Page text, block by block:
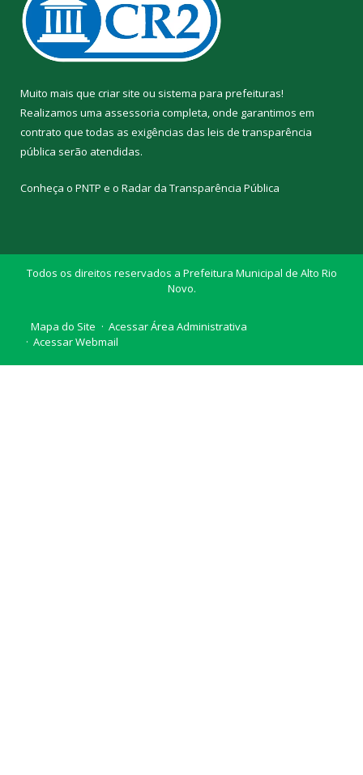
Muito mais que criar site ou sistema para prefeituras!
Realizamos uma assessoria completa, onde garantimos em
contrato que todas as exigências das leis de transparência
pública serão atendidas.
Conheça o PNTP e o Radar da Transparência Pública
Todos os direitos reservados a Prefeitura Municipal de Alto Rio
Novo.
Mapa do Site
Acessar Área Administrativa
Acessar Webmail